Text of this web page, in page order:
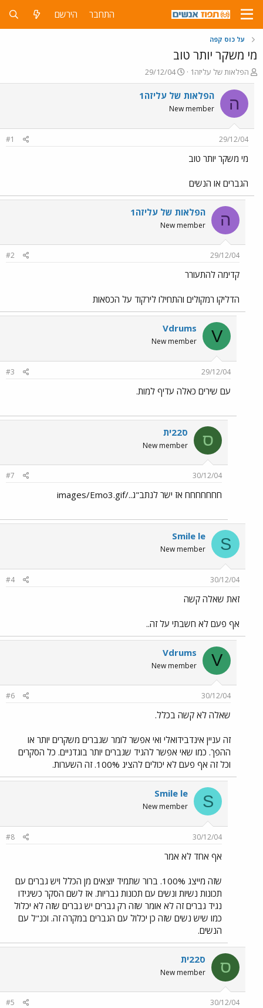
התחבר הירשם
על כוס קפה
מי משקר יותר טוב
פ
ו
ת
ח
ה
ש
א
הפלאות של עליזה1
פ
ו
ר
ם
29/12/04
ה הפלאות של עליזה1
New member
29/12/04
#1
מי משקר יותר טוב
הגברים או הנשים
ה הפלאות של עליזה1
New member
29/12/04
#2
קדימה להתעורר
הדליקו רמקולים והתחילו לירקוד על הכסאות
V
Vdrums
New member
29/12/04
#3
עם שירים כאלה עדיף למות.
ס ס22ית
New member
30/12/04
#7
חחחחחחח אז ישר לנתב"ג../images/Emo3.gif
S
Smile le
New member
30/12/04
#4
זאת שאלה קשה
אף פעם לא חשבתי על זה..
V
Vdrums
New member
30/12/04
#6
שאלה לא קשה בכלל.
זה עניין אינדבידואלי ואי אפשר לומר שגברים משקרים יותר או
ההפך. כמו שאי אפשר להגיד שגברים יותר בוגדניים. כל הסקרים
וכל זה אף פעם לא יכולים להציג 100%. זה השערות.
S
Smile le
New member
30/12/04
#8
אף אחד לא אמר
שזה מייצג 100%. ברור שתמיד יוצאים מן הכלל ויש גברים עם
תכונות נשיות ונשים עם תכונות גבריות. אז לשם הסקר כשיגידו
נגיד גברים זה לא אומר שזה רק גברים יש גברים שזה לא יכלול
כמו שיש נשים שזה כן יכלול עם הגברים במקרה זה. וכנ"ל עם
הנשים.
ס ס22ית
New member
30/12/04
#5